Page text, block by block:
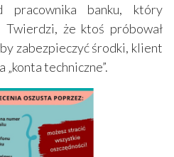
pracownika banku, który
Twierdzi, że ktoś próbował
zabezpieczyć środki, klient
techniczne”.